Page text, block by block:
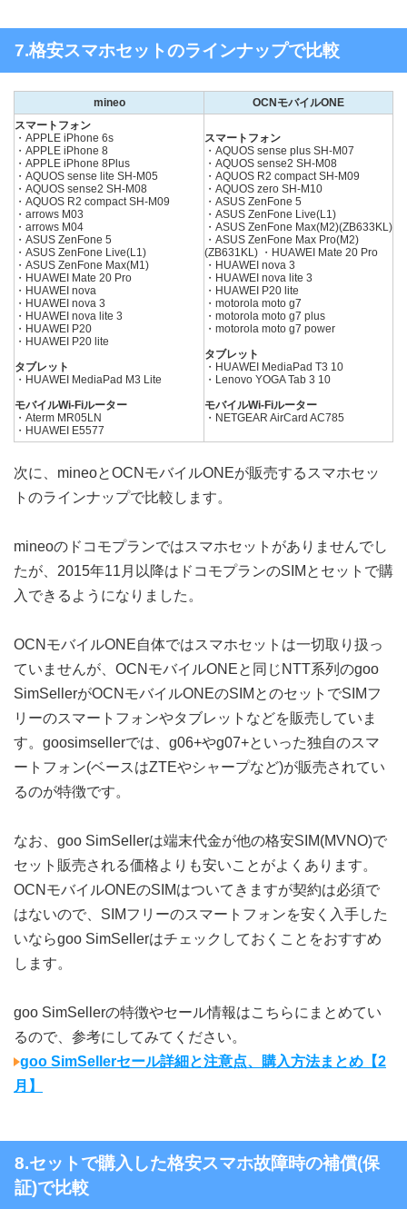
7.格安スマホセットのラインナップで比較
mineo
OCNモバイルONE
スマートフォン
・APPLE iPhone 6s
・APPLE iPhone 8
・APPLE iPhone 8Plus
・AQUOS sense lite SH-M05
・AQUOS sense2 SH-M08
・AQUOS R2 compact SH-M09
・arrows M03
・arrows M04
・ASUS ZenFone 5
・ASUS ZenFone Live(L1)
・ASUS ZenFone Max(M1)
・HUAWEI Mate 20 Pro
・HUAWEI nova
・HUAWEI nova 3
・HUAWEI nova lite 3
・HUAWEI P20
・HUAWEI P20 lite
タブレット
・HUAWEI MediaPad M3 Lite
モバイルWi-Fiルーター
・Aterm MR05LN
・HUAWEI E5577
スマートフォン
・AQUOS sense plus SH-M07
・AQUOS sense2 SH-M08
・AQUOS R2 compact SH-M09
・AQUOS zero SH-M10
・ASUS ZenFone 5
・ASUS ZenFone Live(L1)
・ASUS ZenFone Max(M2)(ZB633KL)
・ASUS ZenFone Max Pro(M2)
(ZB631KL) ・HUAWEI Mate 20 Pro
・HUAWEI nova 3
・HUAWEI nova lite 3
・HUAWEI P20 lite
・motorola moto g7
・motorola moto g7 plus
・motorola moto g7 power
タブレット
・HUAWEI MediaPad T3 10
・Lenovo YOGA Tab 3 10
モバイルWi-Fiルーター
・NETGEAR AirCard AC785
次に、mineoとOCNモバイルONEが販売するスマホセッ
トのラインナップで比較します。
mineoのドコモプランではスマホセットがありませんでし
たが、2015年11月以降はドコモプランのSIMとセットで購
入できるようになりました。
OCNモバイルONE自体ではスマホセットは一切取り扱っ
ていませんが、OCNモバイルONEと同じNTT系列のgoo
SimSellerがOCNモバイルONEのSIMとのセットでSIMフ
リーのスマートフォンやタブレットなどを販売していま
す。goosimsellerでは、g06+やg07+といった独自のスマ
ートフォン(ベースはZTEやシャープなど)が販売されてい
るのが特徴です。
なお、goo SimSellerは端末代金が他の格安SIM(MVNO)で
セット販売される価格よりも安いことがよくあります。
OCNモバイルONEのSIMはついてきますが契約は必須で
はないので、SIMフリーのスマートフォンを安く入手した
いならgoo SimSellerはチェックしておくことをおすすめ
します。
goo SimSellerの特徴やセール情報はこちらにまとめてい
るので、参考にしてみてください。
goo SimSellerセール詳細と注意点、購入方法まとめ【2
月】
8.セットで購入した格安スマホ故障時の補償(保
証)で比較